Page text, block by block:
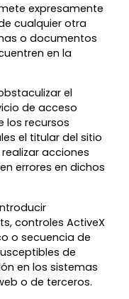
expresamente
cualquier otra
o documentos
en la
el
de acceso
los recursos
el titular del sitio
acciones
errores en dichos
controles ActiveX
o secuencia de
de
en los sistemas
o de terceros.